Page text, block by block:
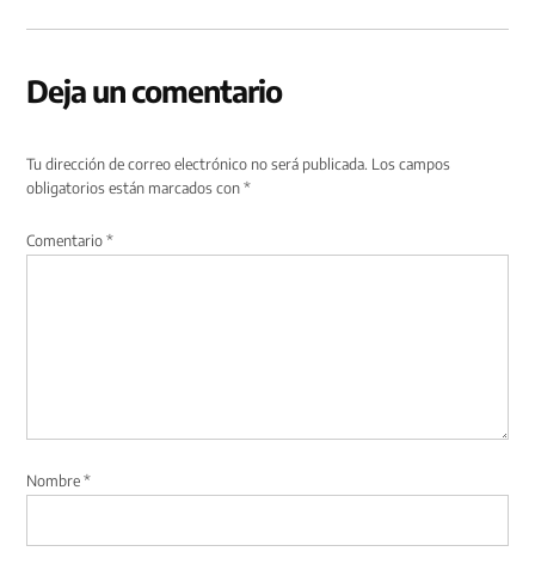
Deja un comentario
Tu dirección de correo electrónico no será publicada. Los campos
obligatorios están marcados con*
Comentario*
Nombre*